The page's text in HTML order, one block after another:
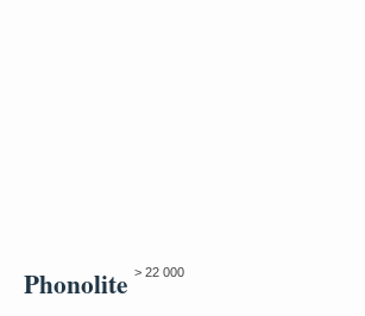
Phonolite > 22 000